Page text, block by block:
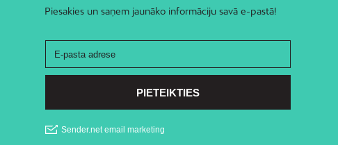
Piesakies un saņem jaunāko informāciju savā e-pastā!